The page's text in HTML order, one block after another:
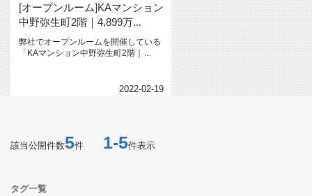
[オープンルーム]KAマンション
中野弥生町2階｜4,899万...
弊社でオープンルームを開催している
「KAマンション中野弥生町2階｜
2022-02-19
該当公開件数5件 1-5件表示
タグ一覧